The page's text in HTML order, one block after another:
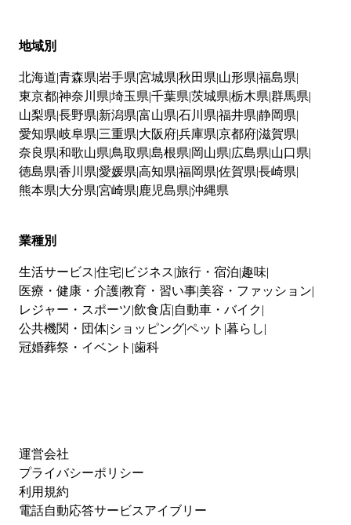
地域別
北海道 青森県 岩手県 宮城県 秋田県 山形県 福島県
東京都神奈川県 埼玉県 千葉県 茨城県 栃木県 群馬県
山梨県 長野県 新潟県 富山県 石川県 福井県 静岡県
愛知県 岐阜県 三重県 大阪府兵庫県 京都府滋賀県
奈良県 和歌山県 鳥取県 島根県 岡山県 広島県 山口県
徳島県 香川県 愛媛県 高知県 福岡県 佐賀県 長崎県
熊本県 大分県 宮崎県 鹿児島県 沖縄県
業種別
生活サービス 住宅 ビジネス 旅行・宿泊 趣味
医療・健康・介護教育・習い事 美容・ファッション
レジャー・スポーツ 飲食店 自動車・バイク
公共機関・団体 ショッピングペット 暮らし
冠婚葬祭・イベント 歯科
運営会社
プライバシーポリシー
利用規約
電話自動応答サービスアイブリー